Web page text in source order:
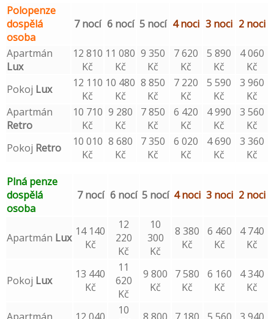
Polopenze
dospělá
osoba
7 nocí 6 nocí 5 nocí 4 noci 3 noci 2 noci
Apartmán
Lux
12 810
Kč
11 080
Kč
9 350
Kč
7 620
Kč
5 890
Kč
4 060
Kč
Pokoj Lux
12 110
Kč
10 480
Kč
8 850
Kč
7 220
Kč
5 590
Kč
3 960
Kč
Apartmán
Retro
10 710
Kč
9 280
Kč
7 850
Kč
6 420
Kč
4 990
Kč
3 560
Kč
Pokoj Retro
10 010
Kč
8 680
Kč
7 350
Kč
6 020
Kč
4 690
Kč
3 360
Kč
Plná penze
dospělá
osoba
7 nocí 6 nocí 5 nocí 4 noci 3 noci 2 noci
Apartmán Lux 14 140
Kč
12
220
Kč
10
300
Kč
8 380
Kč
6 460
Kč
4 740
Kč
Pokoj Lux
13 440
Kč
11
620
Kč
9 800
Kč
7 580
Kč
6 160
Kč
4 340
Kč
10